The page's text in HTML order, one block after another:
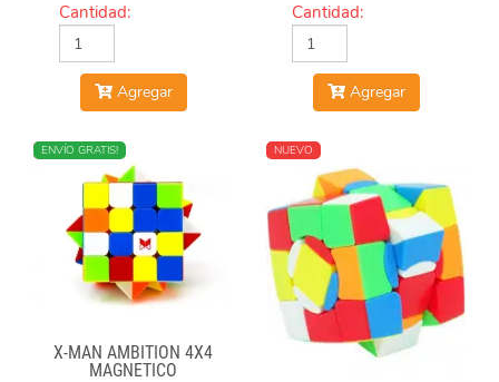
Cantidad:
Agregar
Cantidad:
Agregar
NUEVO
ENVÍO GRATIS!
X-MAN AMBITION 4X4
MAGNETICO
NUEVO